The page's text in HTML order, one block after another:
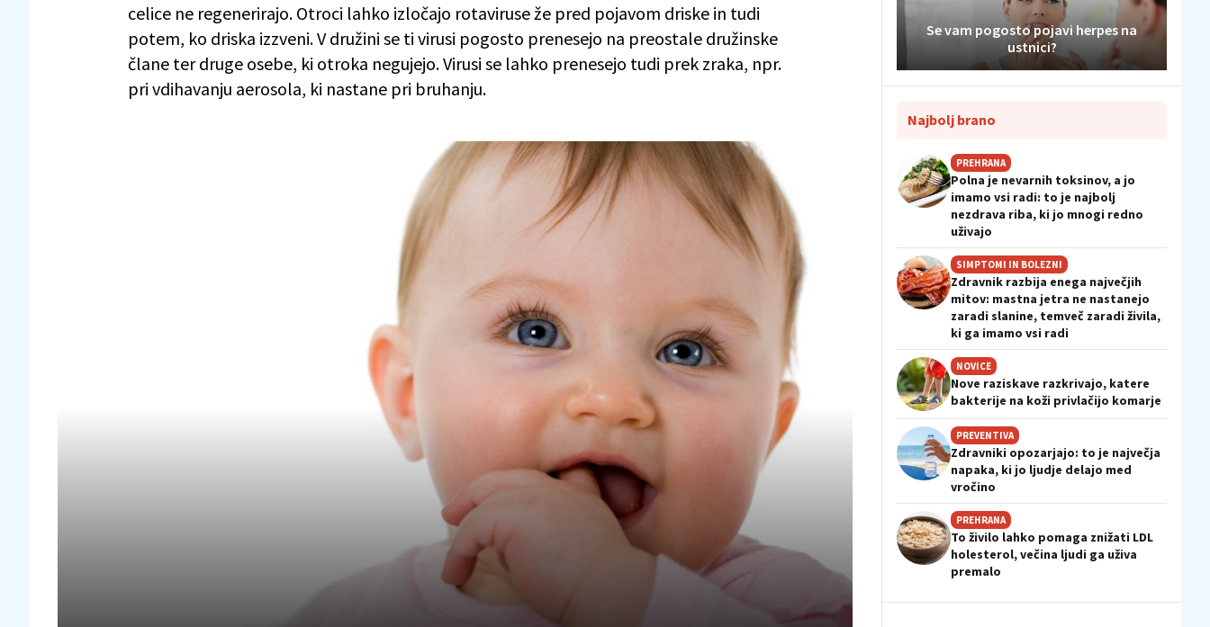
celice ne regenerirajo. Otroci lahko izločajo rotaviruse že pred pojavom driske in tudi
potem, ko driska izzveni. V družini se ti virusi pogosto prenesejo na preostale družinske
člane ter druge osebe, ki otroka negujejo. Virusi se lahko prenesejo tudi prek zraka, npr.
pri vdihavanju aerosola, ki nastane pri bruhanju.
Se vam pogosto pojavi herpes na
ustnici?
Najbolj brano
PREHRANA
Polna je nevarnih toksinov, a jo
imamo vsi radi: to je najbolj
nezdrava riba, ki jo mnogi redno
uživajo
SIMPTOMI IN BOLEZNI
Zdravnik razbija enega največjih
mitov: mastna jetra ne nastanejo
zaradi slanine, temveč zaradi živila,
ki ga imamo vsi radi
NOVICE
Nove raziskave razkrivajo, katere
bakterije na koži privlačijo komarje
PREVENTIVA
Zdravniki opozarjajo: to je največja
napaka, ki jo ljudje delajo med
vročino
PREHRANA
To živilo lahko pomaga znižati LDL
holesterol, večina ljudi ga uživa
premalo